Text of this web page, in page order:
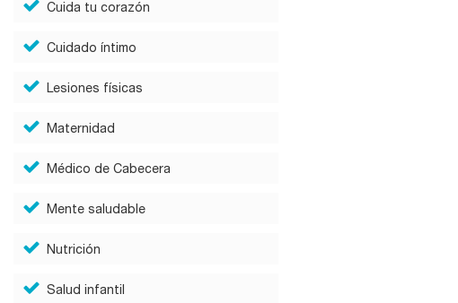
Cuida tu corazón
Cuidado íntimo
Lesiones físicas
Maternidad
Médico de Cabecera
Mente saludable
Nutrición
Salud infantil